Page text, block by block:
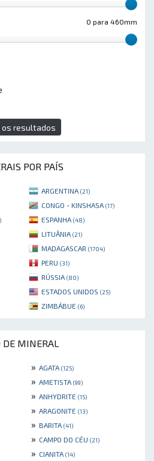
0 para 460mm
os resultados
POR PAÍS
ARGENTINA (21)
CONGO - KINSHASA (17)
ESPANHA (48)
LITUÂNIA (21)
MADAGASCAR (1704)
PERU (31)
RÚSSIA (80)
ESTADOS UNIDOS (25)
ZIMBÁBUE (6)
DE MINERAL
» AGATA (125)
» AMETISTA (99)
» ANHYDRITE (15)
» ARAGONITE (13)
» BARITA (41)
» CAMPO DO CÉU (21)
» CIANITA (14)